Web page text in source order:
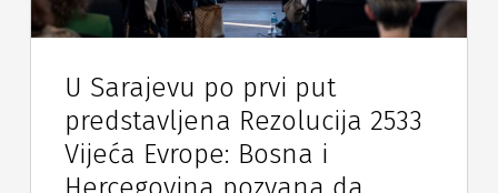
U Sarajevu po prvi put
predstavljena Rezolucija 2533
Vijeća Evrope: Bosna i